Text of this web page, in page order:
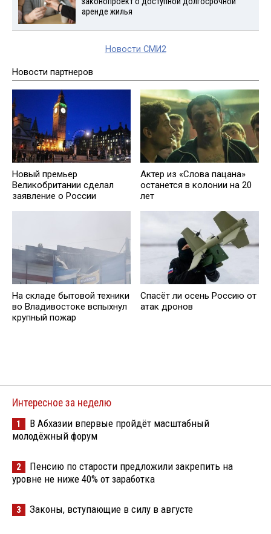
аренде жилья
Новости СМИ2
Новости партнеров
Новый премьер
Великобритании сделал
заявление о России
Актер из «Слова пацана»
останется в колонии на 20
лет
На складе бытовой техники
во Владивостоке вспыхнул
крупный пожар
Спасёт ли осень Россию от
атак дронов
Интересное за неделю
1
В Абхазии впервые пройдёт масштабный
молодёжный форум
2
Пенсию по старости предложили закрепить на
уровне не ниже 40% от заработка
3 Законы, вступающие в силу в августе